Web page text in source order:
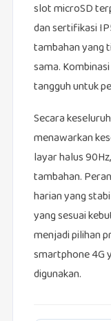
slot microSD
dan sertifikasi
tambahan yang
sama.
tangguh untuk
Secara
menawarkan
layar halus
tambahan.
harian yang
yang sesuai
menjadi pilihan
smartphone 4G
digunakan.